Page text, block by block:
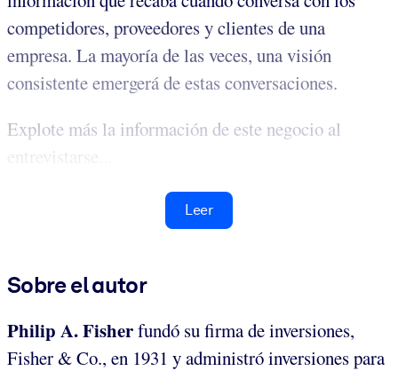
competidores, proveedores y clientes de una
empresa. La mayoría de las veces, una visión
consistente emergerá de estas conversaciones.
Explote más la información de este negocio al
entrevistarse...
Leer
Sobre el autor
Philip A. Fisherfundó su firma de inversiones,
Fisher & Co., en 1931 y administró inversiones para